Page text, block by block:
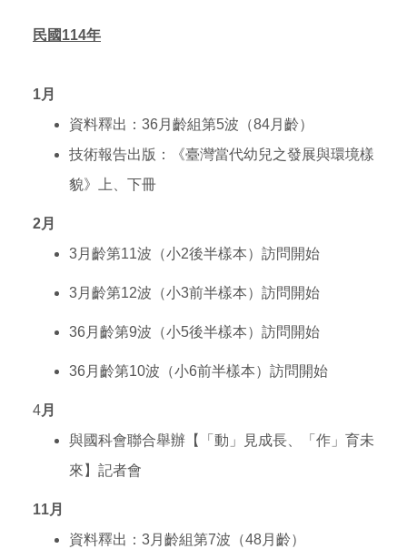
民國114年
1月
資料釋出：36月齡組第5波（84月齡）
技術報告出版：《臺灣當代幼兒之發展與環境樣
貌》上、下冊
2月
3月齡第11波（小2後半樣本）訪問開始
3月齡第12波（小3前半樣本）訪問開始
36月齡第9波（小5後半樣本）訪問開始
36月齡第10波（小6前半樣本）訪問開始
4月
與國科會聯合舉辦【「動」見成長、「作」育未
來】記者會
11月
資料釋出：3月齡組第7波（48月齡）